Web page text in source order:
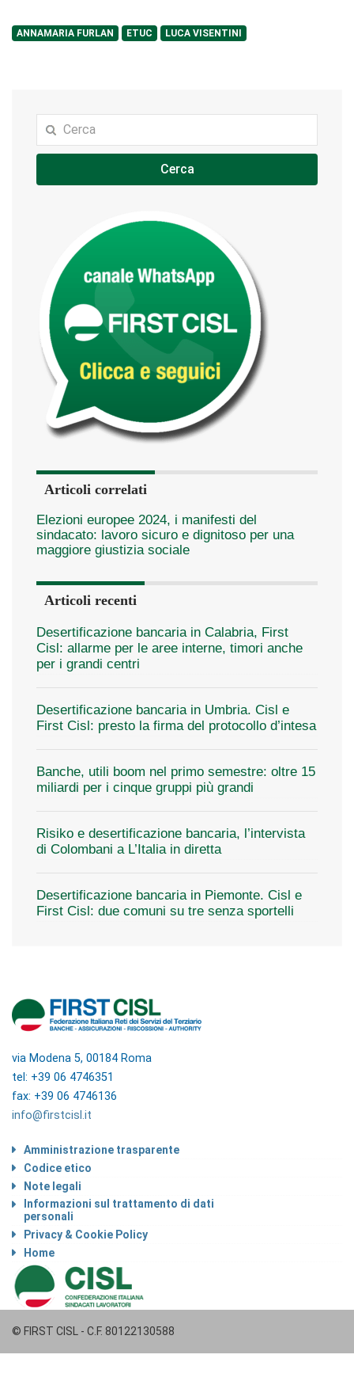
ANNAMARIA FURLAN ETUC LUCA VISENTINI
Cerca
Articoli correlati
Elezioni europee 2024, i manifesti del
sindacato: lavoro sicuro e dignitoso per una
maggiore giustizia sociale
Articoli recenti
Desertificazione bancaria in Calabria, First
Cisl: allarme per le aree interne, timori anche
per i grandi centri
Desertificazione bancaria in Umbria. Cisl e
First Cisl: presto la firma del protocollo d’intesa
Banche, utili boom nel primo semestre: oltre 15
miliardi per i cinque gruppi più grandi
Risiko e desertificazione bancaria, l’intervista
di Colombani a L’Italia in diretta
Desertificazione bancaria in Piemonte. Cisl e
First Cisl: due comuni su tre senza sportelli
via Modena 5, 00184 Roma
tel: +39 06 4746351
fax: +39 06 4746136
info@firstcisl.it
Amministrazione trasparente
Codice etico
Note legali
Informazioni sul trattamento di dati
personali
Privacy & Cookie Policy
Home
© FIRST CISL - C.F. 80122130588